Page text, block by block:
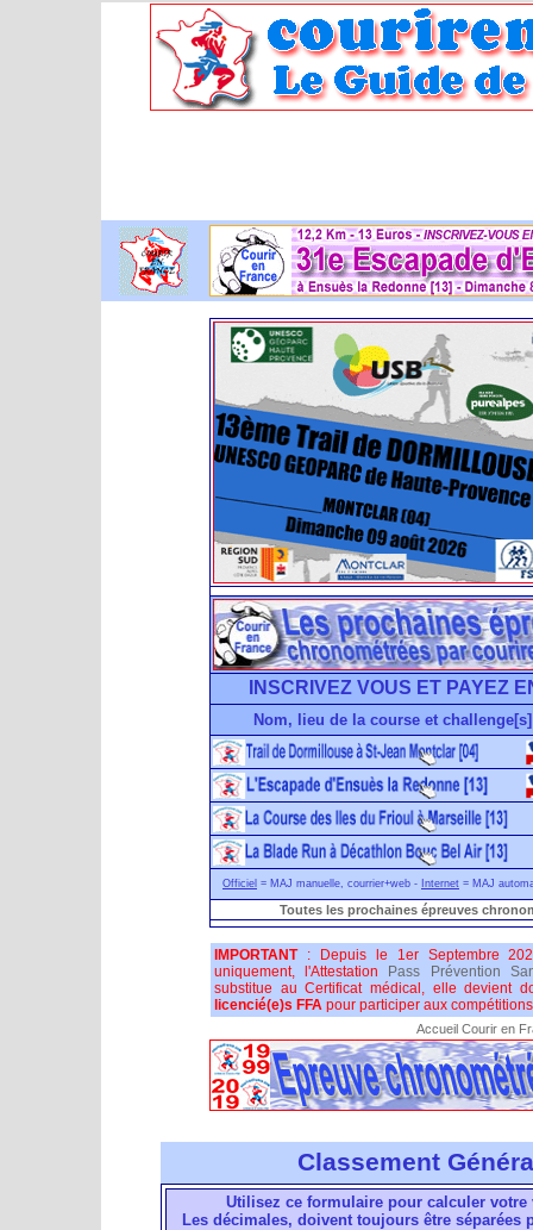
INSCRIVEZ VOUS ET PAYEZ
Nom, lieu de la course et challenge[s]
Officiel = MAJ manuelle, courrier+web - Internet = MAJ
Toutes les prochaines épreuves
IMPORTANT: Depuis le 1er Septembre
uniquement, l'Attestation
Pass Prévention
substitue au Certificat médical, elle devient
licencié(e)s FFA pour participer aux
Accueil Courir en
Classement
Utilisez ce formulaire pour calculer votre
Les décimales, doivent toujours être séparées